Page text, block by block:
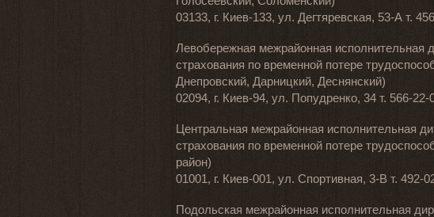
03133, г. Киев-133, ул. Дегтяревская, 53-А т.
Левобережная межрайонная исполнительная
страхования по временной потере
Днепровский, Дарницкий, Деснянский)
02094, г. Киев-94, ул. Попудренко, 34 т. 566-22-
Центральная межрайонная исполнительная
страхования по временной потере
район)
01001, г. Киев-001, ул. Спортивная, 3-В т. 492-
Подольская межрайонная исполнительная